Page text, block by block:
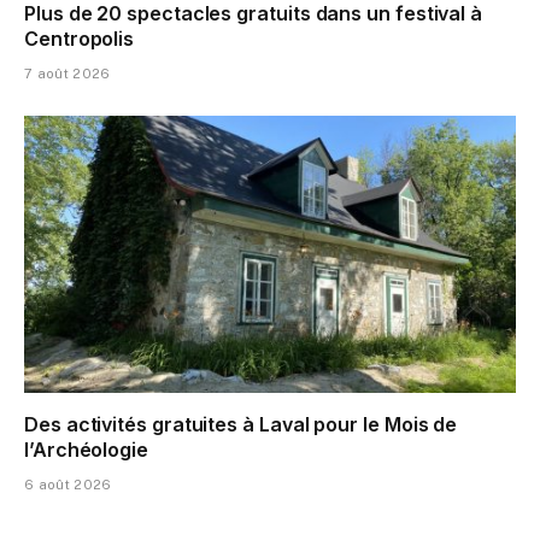
Plus de 20 spectacles gratuits dans un festival à
Centropolis
7 août 2026
Des activités gratuites à Laval pour le Mois de
l’Archéologie
6 août 2026